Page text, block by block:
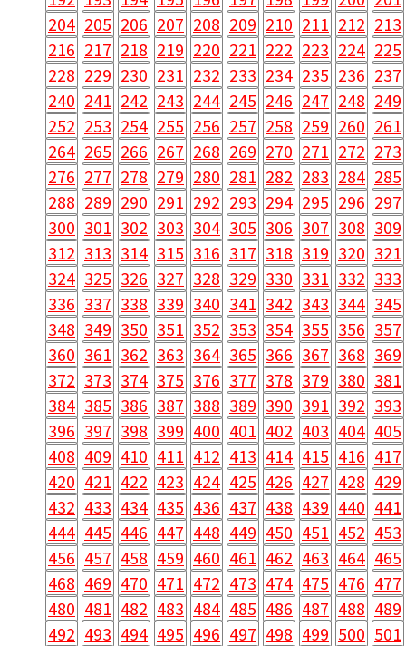
204 205 206 207 208 209 210 211 212 213
216 217 218 219 220 221 222 223 224 225
228 229 230 231 232 233 234 235 236 237
240 241 242 243 244 245 246 247 248 249
252 253 254 255 256 257 258 259 260 261
264 265 266 267 268 269 270 271 272 273
276 277 278 279 280 281 282 283 284 285
288 289 290 291 292 293 294 295 296 297
300 301 302 303 304 305 306 307 308 309
312 313 314 315 316 317 318 319 320 321
324 325 326 327 328 329 330 331 332 333
336 337 338 339 340 341 342 343 344 345
348 349 350 351 352 353 354 355 356 357
360 361 362 363 364 365 366 367 368 369
372 373 374 375 376 377 378 379 380 381
384 385 386 387 388 389 390 391 392 393
396 397 398 399 400 401 402 403 404 405
408 409 410 411 412 413 414 415 416 417
420 421 422 423 424 425 426 427 428 429
432 433 434 435 436 437 438 439 440 441
444 445 446 447 448 449 450 451 452 453
456 457 458 459 460 461 462 463 464 465
468 469 470 471 472 473 474 475 476 477
480 481 482 483 484 485 486 487 488 489
492 493 494 495 496 497 498 499 500 501